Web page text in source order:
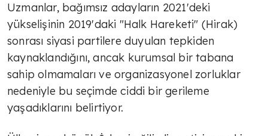
Uzmanlar, bağımsız adayların 2021'deki
yükselişinin 2019'daki "Halk Hareketi" (Hirak)
sonrası siyasi partilere duyulan tepkiden
kaynaklandığını, ancak kurumsal bir tabana
sahip olmamaları ve organizasyonel zorluklar
nedeniyle bu seçimde ciddi bir gerileme
yaşadıklarını belirtiyor.